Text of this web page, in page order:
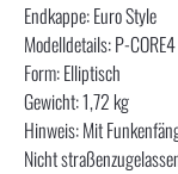
Endkappe: Euro Style
Modelldetails: P-
Form: Elliptisch
Gewicht: 1,72 kg
Hinweis: Mit
Nicht